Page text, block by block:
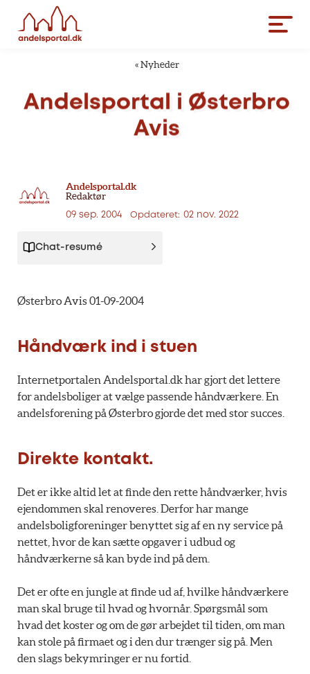
« Nyheder
Andelsportal i Østerbro
Avis
Andelsportal.dk
Redaktør
09 sep. 2004 Opdateret: 02 nov. 2022
Chat-resumé
Østerbro Avis 01-09-2004
Håndværk ind i stuen
Internetportalen Andelsportal.dk har gjort det lettere
for andelsboliger at vælge passende håndværkere. En
andelsforening på Østerbro gjorde det med stor succes.
Direkte kontakt.
Det er ikke altid let at finde den rette håndværker, hvis
ejendommen skal renoveres. Derfor har mange
andelsboligforeninger benyttet sig af en ny service på
nettet, hvor de kan sætte opgaver i udbud og
håndværkerne så kan byde ind på dem.
Det er ofte en jungle at finde ud af, hvilke håndværkere
man skal bruge til hvad og hvornår. Spørgsmål som
hvad det koster og om de gør arbejdet til tiden, om man
kan stole på firmaet og i den dur trænger sig på. Men
den slags bekymringer er nu fortid.